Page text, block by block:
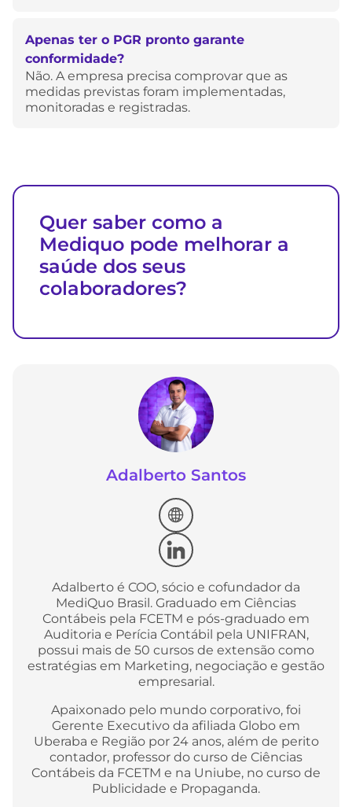
Apenas ter o PGR pronto garante
conformidade?
Não. A empresa precisa comprovar que as
medidas previstas foram implementadas,
monitoradas e registradas.
Quer saber como a
Mediquo pode melhorar a
saúde dos seus
colaboradores?
Adalberto Santos
Adalberto é COO, sócio e cofundador da
MediQuo Brasil. Graduado em Ciências
Contábeis pela FCETM e pós-graduado em
Auditoria e Perícia Contábil pela UNIFRAN,
possui mais de 50 cursos de extensão como
estratégias em Marketing, negociação e gestão
empresarial.
Apaixonado pelo mundo corporativo, foi
Gerente Executivo da afiliada Globo em
Uberaba e Região por 24 anos, além de perito
contador, professor do curso de Ciências
Contábeis da FCETM e na Uniube, no curso de
Publicidade e Propaganda.